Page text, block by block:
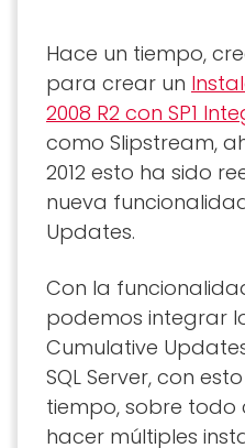
Hace un tiempo,
para crear un
2008 R2 con SP1
como Slipstream,
2012 esto ha sido
nueva
Updates.
Con la
podemos integrar
Cumulative
SQL Server, con
tiempo, sobre
hacer múltiples